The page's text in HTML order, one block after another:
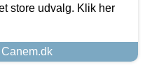
store udvalg. Klik her